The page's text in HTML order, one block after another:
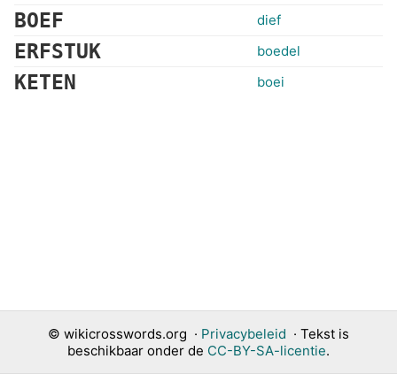
BOEF dief
ERFSTUK boedel
KETEN boei
© wikicrosswords.org · Privacybeleid · Tekst is
beschikbaar onder de CC-BY-SA-licentie.